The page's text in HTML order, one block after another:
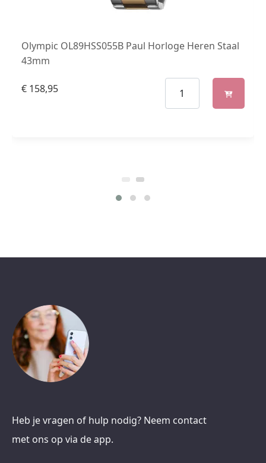
Olympic OL89HSS055B Paul Horloge Heren Staal
43mm
€ 158,95
Heb je vragen of hulp nodig? Neem contact
met ons op via de app.